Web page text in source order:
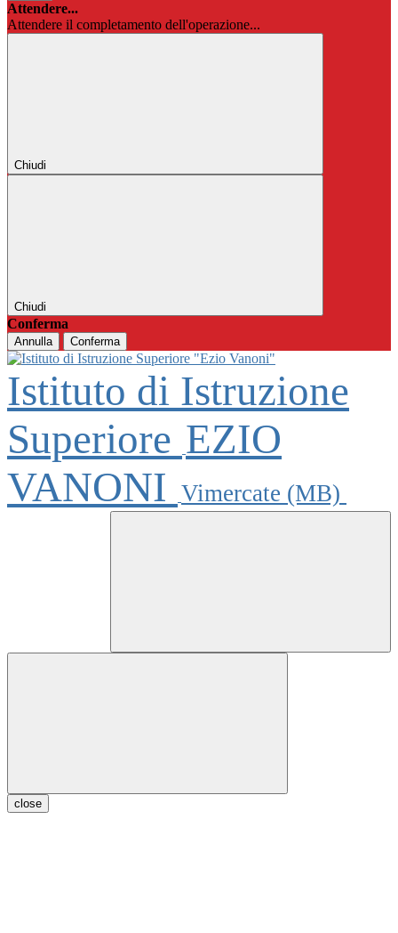
Attendere...
Attendere il completamento dell'operazione...
Chiudi
Chiudi
Conferma
Annulla Conferma
Istituto di Istruzione
Superiore EZIO
VANONI Vimercate (MB)
close